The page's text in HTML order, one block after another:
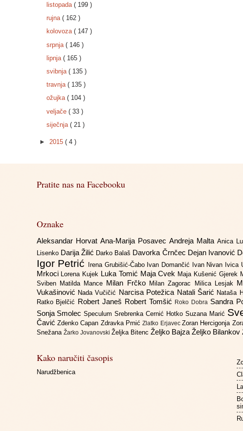
listopada ( 199 )
rujna ( 162 )
kolovoza ( 147 )
srpnja ( 146 )
lipnja ( 165 )
svibnja ( 135 )
travnja ( 135 )
ožujka ( 104 )
veljače ( 33 )
siječnja ( 21 )
► 2015 ( 4 )
Pratite nas na Facebooku
Oznake
Aleksandar Horvat Ana-Marija Posavec Andreja Malta Anica
Lisenko Darija Žilić Darko Balaš Davorka Črnčec Dejan Ivanović
Igor Petrić Irena Grubišić-Čabo Ivan Domančić Ivan Nivan Ivica
Mrkoci Lorena Kujek Luka Tomić Maja Cvek Maja Kušenić Gjerek
Sviben Matilda Mance Milan Frčko Milan Zagorac Milica Lesjak
Vukašinović Nada Vučičić Narcisa Potežica Natali Šarić Nataša
Ratko Bjelčić Robert Janeš Robert Tomšić Roko Dobra Sandra
Sonja SmolecSpeculumSrebrenka Cernić Hotko Suzana Marić
Čavić Zdenko Capan Zdravka PrnićZlatko Erjavec Zoran Hercigonja
Snežana Žarko Jovanovski Željka Bitenc Željko BajzaŽeljko Bilankov
Kako naručiti časopis
Narudžbenica